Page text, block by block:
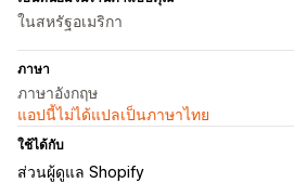
ในสหรัฐอเมริกา
ภาษา
ภาษาอังกฤษ
แอปนี้ไม่ได้แปลเป็นภาษาไทย
ใช้ได้กับ
ส่วนผู้ดูแล Shopify